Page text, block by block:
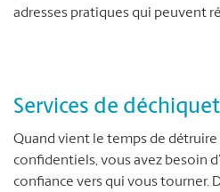
adresses pratiques qui peuvent
Services de
Quand vient le temps de
confidentiels, vous avez besoin
confiance vers qui vous tourner.